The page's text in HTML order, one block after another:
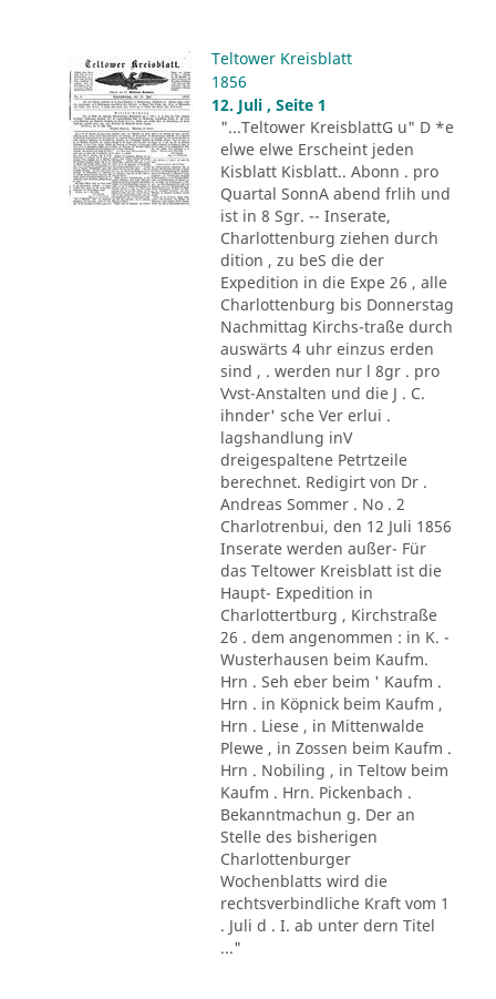
Teltower Kreisblatt
1856
12. Juli , Seite 1
"...Teltower KreisblattG u" D *e
elwe elwe Erscheint jeden
Kisblatt Kisblatt.. Abonn . pro
Quartal SonnA abend frlih und
ist in 8 Sgr. -- Inserate,
Charlottenburg ziehen durch
dition , zu beS die der
Expedition in die Expe 26 , alle
Charlottenburg bis Donnerstag
Nachmittag Kirchs-traße durch
auswärts 4 uhr einzus erden
sind , . werden nur l 8gr . pro
Vvst-Anstalten und die J . C.
ihnder' sche Ver erlui .
lagshandlung inV
dreigespaltene Petrtzeile
berechnet. Redigirt von Dr .
Andreas Sommer . No . 2
Charlotrenbui, den 12 Juli 1856
Inserate werden außer- Für
das Teltower Kreisblatt ist die
Haupt- Expedition in
Charlottertburg , Kirchstraße
26 . dem angenommen : in K. -
Wusterhausen beim Kaufm.
Hrn . Seh eber beim ' Kaufm .
Hrn . in Köpnick beim Kaufm ,
Hrn . Liese , in Mittenwalde
Plewe , in Zossen beim Kaufm .
Hrn . Nobiling , in Teltow beim
Kaufm . Hrn. Pickenbach .
Bekanntmachun g. Der an
Stelle des bisherigen
Charlottenburger
Wochenblatts wird die
rechtsverbindliche Kraft vom 1
. Juli d . I. ab unter dern Titel
..."